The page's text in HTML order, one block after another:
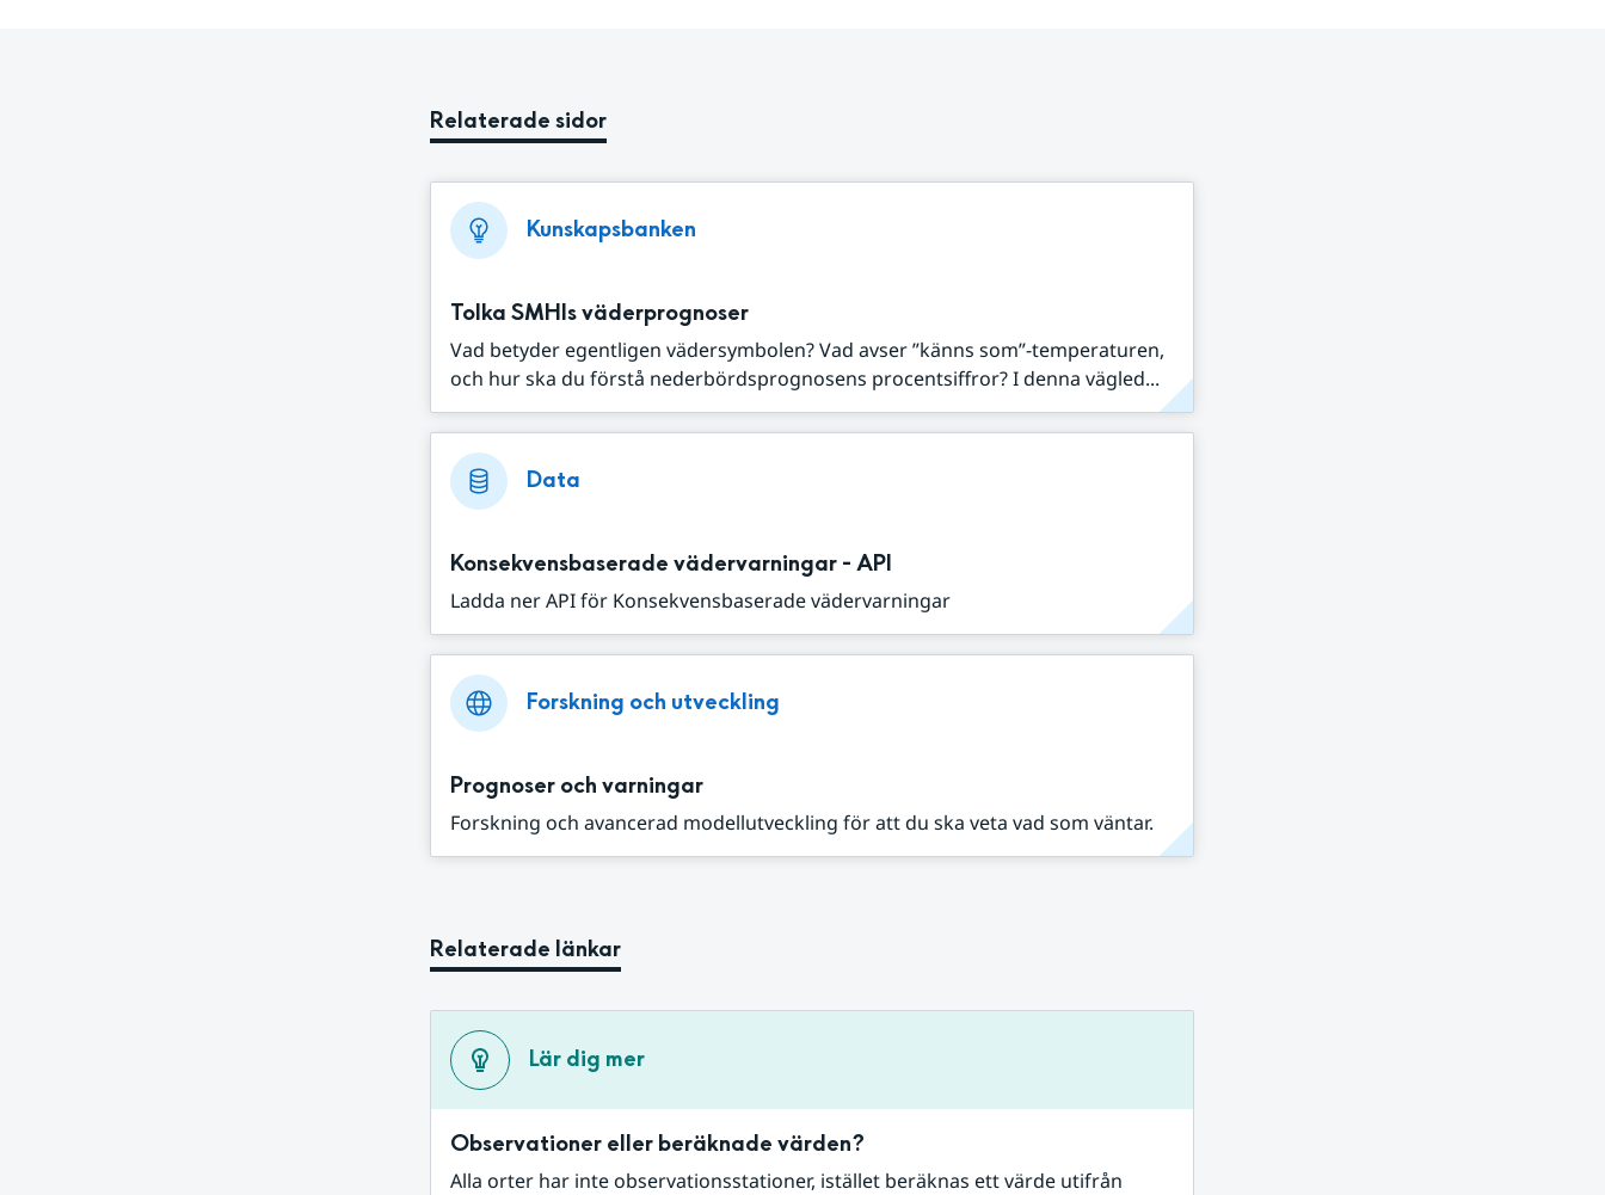
Relaterade sidor
Kunskapsbanken
Tolka SMHIs väderprognoser
Vad betyder egentligen vädersymbolen? Vad avser ”känns som”-temperaturen,
och hur ska du förstå nederbördsprognosens procentsiffror? I denna vägled...
Data
Konsekvensbaserade vädervarningar - API
Ladda ner API för Konsekvensbaserade vädervarningar
Forskning och utveckling
Prognoser och varningar
Forskning och avancerad modellutveckling för att du ska veta vad som väntar.
Relaterade länkar
Lär dig mer
Observationer eller beräknade värden?
Alla orter har inte observationsstationer, istället beräknas ett värde utifrån